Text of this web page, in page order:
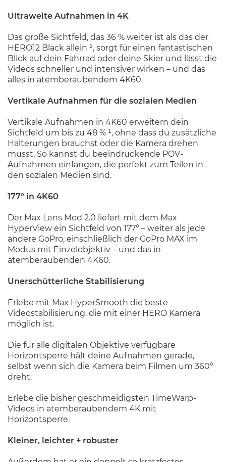
Ultraweite Aufnahmen in 4K
Das große Sichtfeld, das 36 % weiter ist als das der
HERO12 Black allein ², sorgt für einen fantastischen
Blick auf dein Fahrrad oder deine Skier und lässt die
Videos schneller und intensiver wirken – und das
alles in atemberaubendem 4K60.
Vertikale Aufnahmen für die sozialen Medien
Vertikale Aufnahmen in 4K60 erweitern dein
Sichtfeld um bis zu 48 % ¹, ohne dass du zusätzliche
Halterungen brauchst oder die Kamera drehen
musst. So kannst du beeindruckende POV-
Aufnahmen einfangen, die perfekt zum Teilen in
den sozialen Medien sind.
177° in 4K60
Der Max Lens Mod 2.0 liefert mit dem Max
HyperView ein Sichtfeld von 177° – weiter als jede
andere GoPro, einschließlich der GoPro MAX im
Modus mit Einzelobjektiv – und das in
atemberaubenden 4K60.
Unerschütterliche Stabilisierung
Erlebe mit Max HyperSmooth die beste
Videostabilisierung, die mit einer HERO Kamera
möglich ist.
Die für alle digitalen Objektive verfügbare
Horizontsperre hält deine Aufnahmen gerade,
selbst wenn sich die Kamera beim Filmen um 360°
dreht.
Erlebe die bisher geschmeidigsten TimeWarp-
Videos in atemberaubendem 4K mit
Horizontsperre.
Kleiner, leichter + robuster